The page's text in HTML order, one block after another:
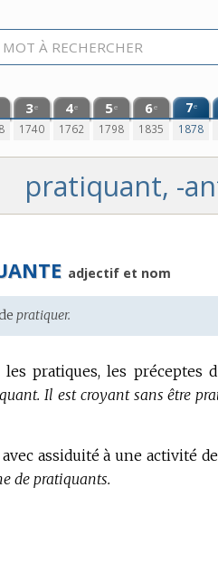
3e
1740
4e
1762
5e
1798
6e
1835
7e
1878
pratiquant, -
adjectif et nom
pratiquer.
pratiques, les préceptes
Il est croyant sans être
assiduité à une activité
de pratiquants.